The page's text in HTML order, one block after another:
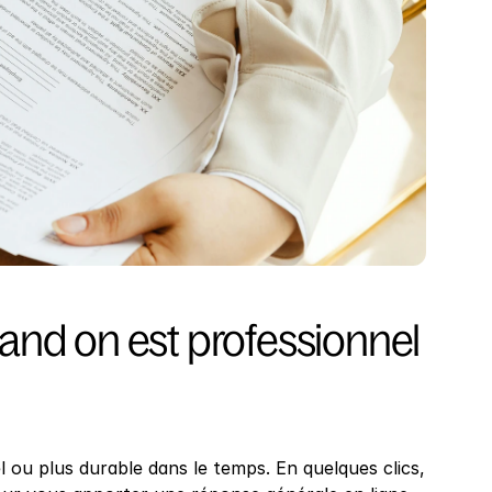
on est professionnel
plus durable dans le temps. En quelques clics,